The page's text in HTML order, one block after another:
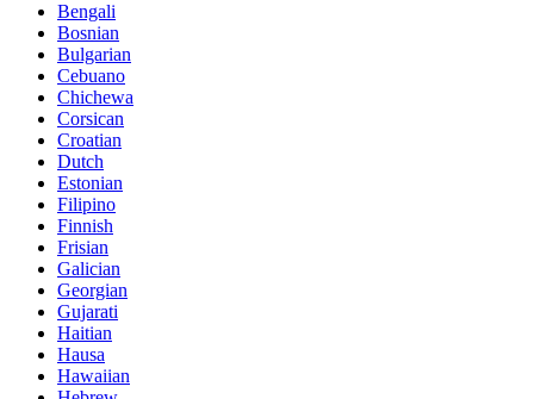
Bengali
Bosnian
Bulgarian
Cebuano
Chichewa
Corsican
Croatian
Dutch
Estonian
Filipino
Finnish
Frisian
Galician
Georgian
Gujarati
Haitian
Hausa
Hawaiian